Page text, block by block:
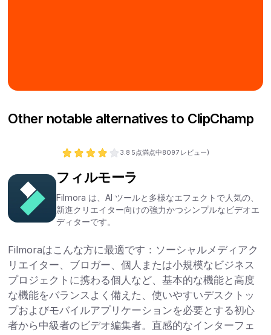
Other notable alternatives to ClipChamp
3.8 5点満点中8097 レビュー)
フィルモーラ
Filmora は、AI ツールと多様なエフェクトで人気の、
新進クリエイター向けの強力かつシンプルなビデオエ
ディターです。
Filmoraはこんな方に最適です：ソーシャルメディアク
リエイター、ブロガー、個人または小規模なビジネス
プロジェクトに携わる個人など、基本的な機能と高度
な機能をバランスよく備えた、使いやすいデスクトッ
プおよびモバイルアプリケーションを必要とする初心
者から中級者のビデオ編集者。直感的なインターフェ